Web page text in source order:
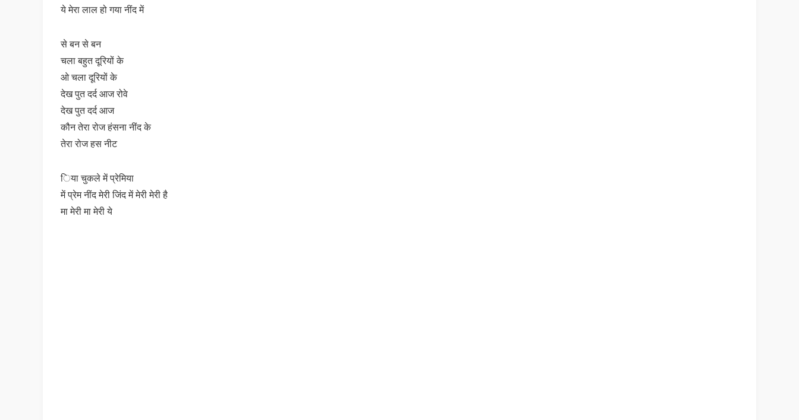
ये मेरा लाल हो गया नींद में
से बन से बन
चला बहुत दूरियों के
ओ चला दूरियों के
देख पुत दर्द आज रोवे
देख पुत दर्द आज
कौन तेरा रोज हंसना नींद के
तेरा रोज हस नीट
िया चुकले में प्रेमिया
में प्रेम नींद मेरी जिंद में मेरी मेरी है
मा मेरी मा मेरी ये